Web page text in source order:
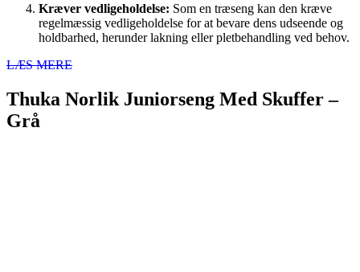
Kræver vedligeholdelse: Som en træseng kan den kræve
regelmæssig vedligeholdelse for at bevare dens udseende og
holdbarhed, herunder lakning eller pletbehandling ved behov.
LÆS MERE
Thuka Norlik Juniorseng Med Skuffer –
Grå